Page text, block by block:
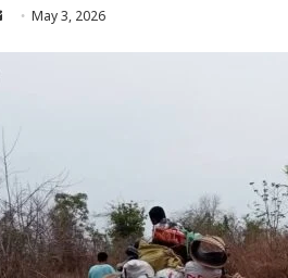
SendMay 3, 2026